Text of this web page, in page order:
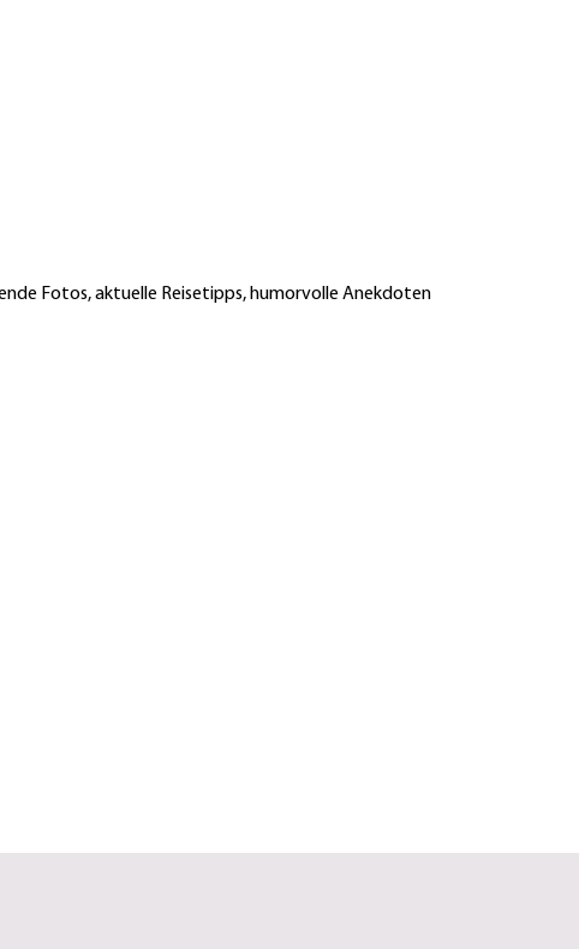
Fotos, aktuelle Reisetipps, humorvolle Anekdoten